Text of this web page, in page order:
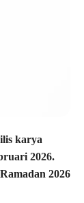
karya
2026.
2026